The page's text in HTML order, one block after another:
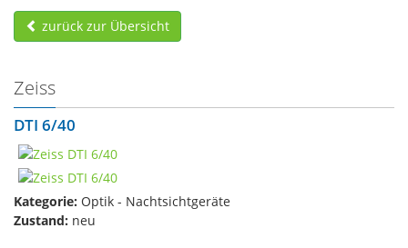
zurück zur Übersicht
Zeiss
DTI 6/40
Kategorie: Optik - Nachtsichtgeräte
Zustand: neu